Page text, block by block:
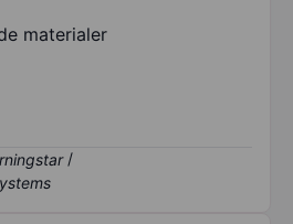
materialer
/